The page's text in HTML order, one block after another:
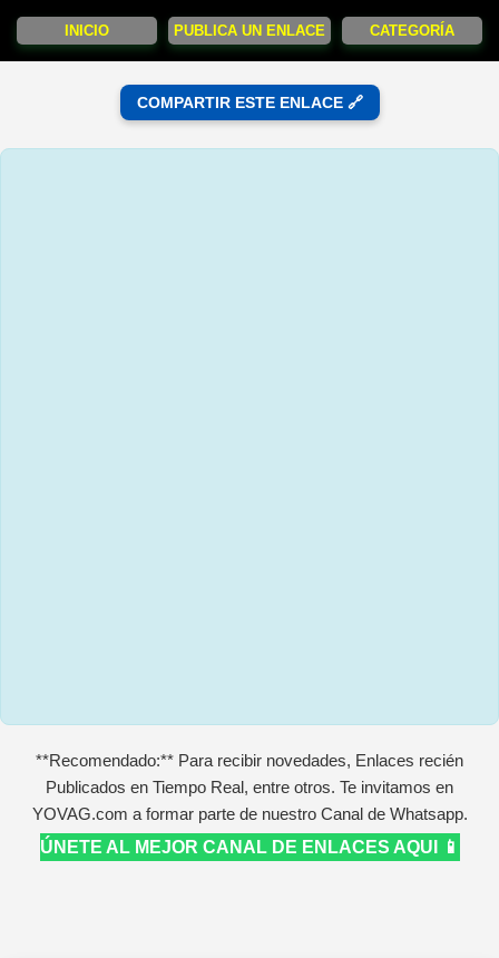
INICIO PUBLICA UN ENLACE CATEGORÍA
COMPARTIR ESTE ENLACE 🔗
**Recomendado:** Para recibir novedades, Enlaces recién
Publicados en Tiempo Real, entre otros. Te invitamos en
YOVAG.com a formar parte de nuestro Canal de Whatsapp.
ÚNETE AL MEJOR CANAL DE ENLACES AQUI 📱